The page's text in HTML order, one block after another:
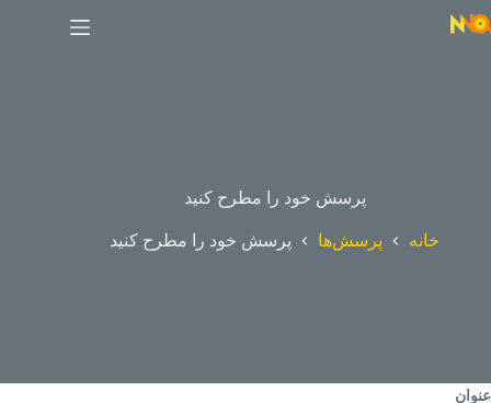
پرسش خود را مطرح کنید
خانه پرسش‌ها پرسش خود را مطرح کنید
عنوان